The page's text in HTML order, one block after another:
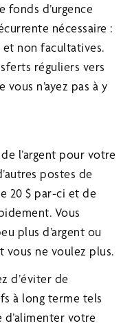
d’urgence
nécessaire :
non facultatives.
réguliers vers
n’ayez pas à y
l’argent pour votre
postes de
20 $ par-ci et de
Vous
plus d’argent ou
ne voulez plus.
d’éviter de
à long terme tels
votre